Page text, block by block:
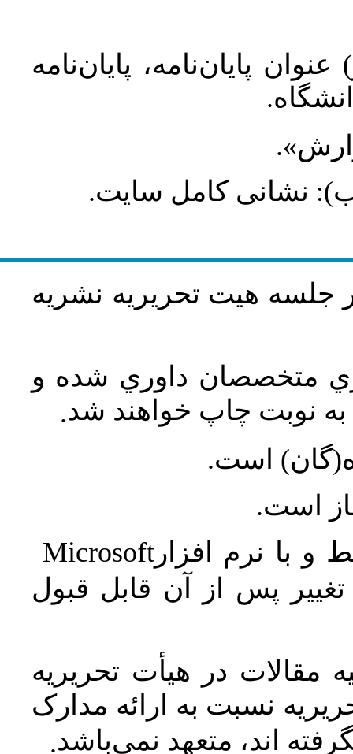
پایان‌نامه، پایان‌نامه
نشانی کامل سایت.
جلسه هيت تحريريه نشريه
متخصصان داوري شده و
نوبت چاپ خواهند شد.
است.
است.
و با نرم افزارMicrosoft
پس از آن قابل قبول
مقالات در هیأت تحریریه
نسبت به ارائه مدارک
اند، متعهد نمی‌باشد.